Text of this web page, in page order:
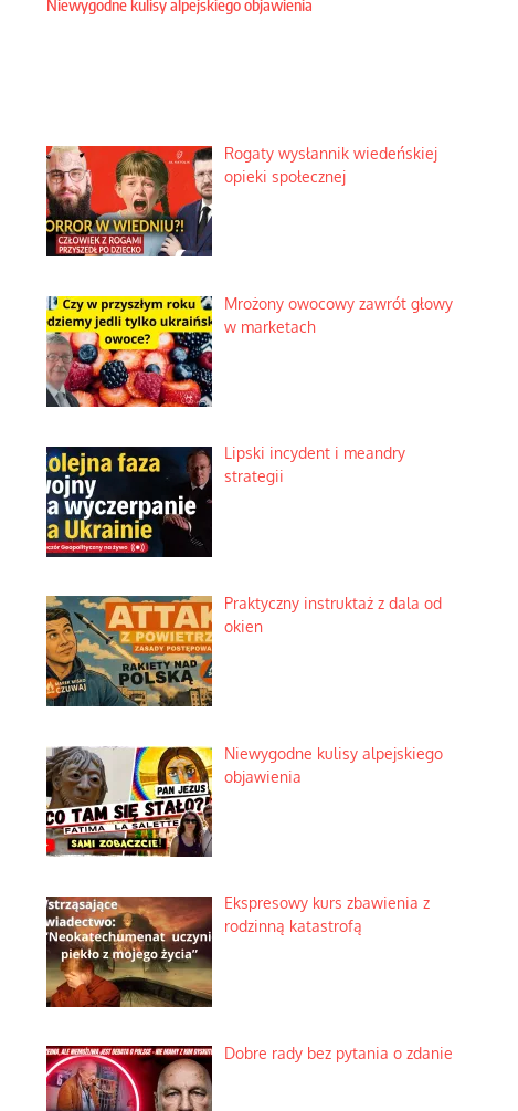
Niewygodne kulisy alpejskiego objawienia
Rogaty wysłannik wiedeńskiej
opieki społecznej
Mrożony owocowy zawrót głowy
w marketach
Lipski incydent i meandry
strategii
Praktyczny instruktaż z dala od
okien
Niewygodne kulisy alpejskiego
objawienia
Ekspresowy kurs zbawienia z
rodzinną katastrofą
Dobre rady bez pytania o zdanie